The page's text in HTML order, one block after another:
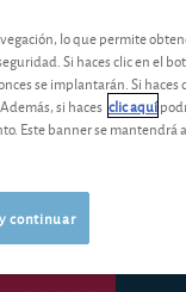
a buen
para
lo que permite
Si haces clic en el
se implantarán. Si haces
si haces clic aquí
Este banner se mantendrá
continuar